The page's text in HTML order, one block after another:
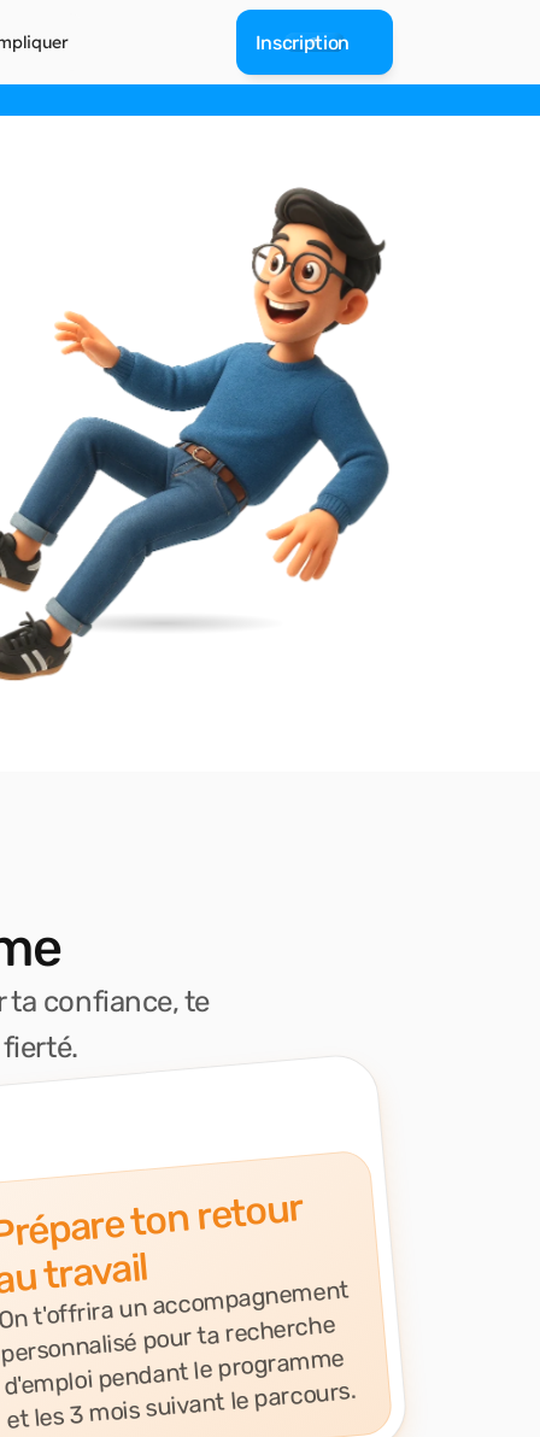
Inscription
ta confiance, te
ton retour
travail
t'offrira un accompagnement
personnalisé pour ta recherche
d'emploi pendant le programme
et les 3 mois suivant le parcours.